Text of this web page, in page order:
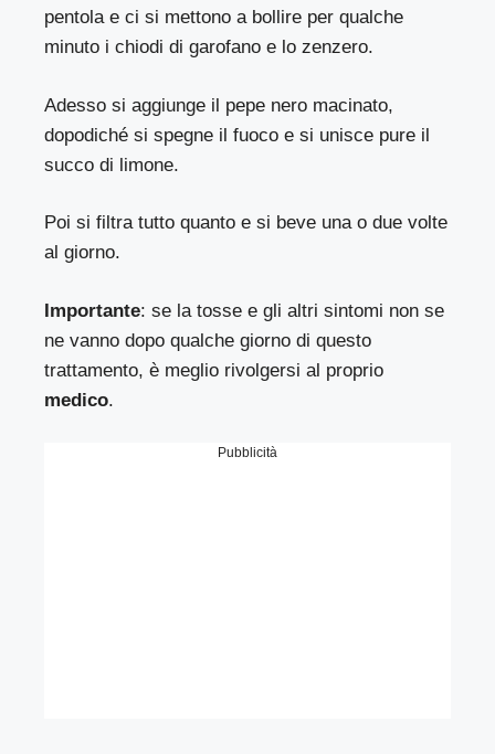
pentola e ci si mettono a bollire per qualche
minuto i chiodi di garofano e lo zenzero.
Adesso si aggiunge il pepe nero macinato,
dopodiché si spegne il fuoco e si unisce pure il
succo di limone.
Poi si filtra tutto quanto e si beve una o due volte
al giorno.
Importante: se la tosse e gli altri sintomi non se
ne vanno dopo qualche giorno di questo
trattamento, è meglio rivolgersi al proprio
medico.
Pubblicità